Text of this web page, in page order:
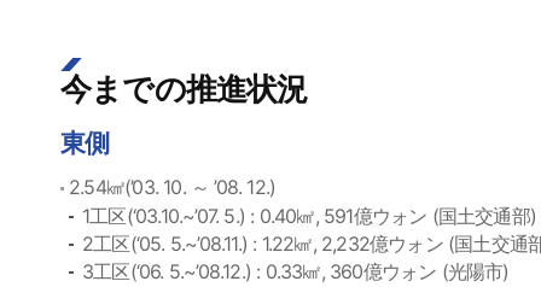
今までの推進状況
東側
2.54㎢(’03. 10. ～ ’08. 12.)
1工区(‘03.10.~’07. 5.) : 0.40㎢, 591億ウォン (国土交通部)
2工区(‘05. 5.~’08.11.) : 1.22㎢, 2,232億ウォン (国土交通
3工区(‘06. 5.~’08.12.) : 0.33㎢, 360億ウォン (光陽市)